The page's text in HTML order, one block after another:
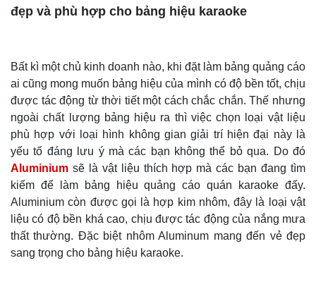
đẹp và phù hợp cho bảng hiệu karaoke
Bất kì một chủ kinh doanh nào, khi đặt làm bảng quảng cáo
ai cũng mong muốn bảng hiệu của mình có độ bền tốt, chịu
được tác động từ thời tiết một cách chắc chắn. Thế nhưng
ngoài chất lượng bảng hiệu ra thì việc chọn loại vật liệu
phù hợp với loại hình không gian giải trí hiện đại này là
yếu tố đáng lưu ý mà các bạn không thể bỏ qua. Do đó
Aluminium sẽ là vật liệu thích hợp mà các bạn đang tìm
kiếm để làm bảng hiệu quảng cáo quán karaoke đấy.
Aluminium còn được gọi là hợp kim nhôm, đây là loại vật
liệu có độ bền khá cao, chịu được tác động của nắng mưa
thất thường. Đặc biệt nhôm Aluminum mang đến vẻ đẹp
sang trọng cho bảng hiệu karaoke.